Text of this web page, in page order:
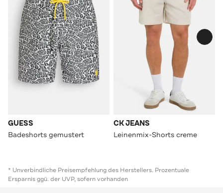
GUESS
Badeshorts gemustert
CK JEANS
Leinenmix-Shorts creme
* Unverbindliche Preisempfehlung des Herstellers. Prozentuale
Ersparnis ggü. der UVP, sofern vorhanden